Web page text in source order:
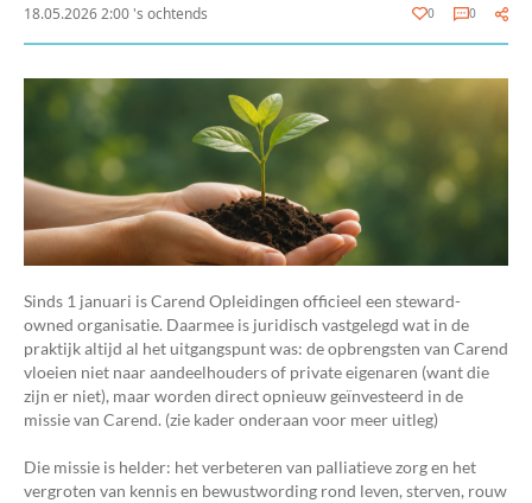
18.05.2026 2:00 's ochtends 0 0
Sinds 1 januari is Carend Opleidingen officieel een steward-
owned organisatie. Daarmee is juridisch vastgelegd wat in de
praktijk altijd al het uitgangspunt was: de opbrengsten van Carend
vloeien niet naar aandeelhouders of private eigenaren (want die
zijn er niet), maar worden direct opnieuw geïnvesteerd in de
missie van Carend. (zie kader onderaan voor meer uitleg)
Die missie is helder: het verbeteren van palliatieve zorg en het
vergroten van kennis en bewustwording rond leven, sterven, rouw